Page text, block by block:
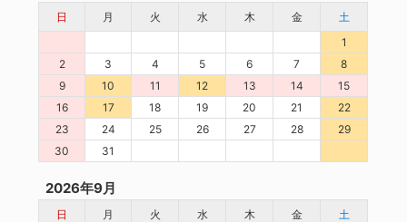
日 月 火 水 木 金
土
1
2
3 4 5 6 7
8
9
10 11 12 13 14
15
16
17 18 19 20 21
22
23
24 25 26 27 28
29
30
31
2026年9月
日 月 火 水 木 金
土